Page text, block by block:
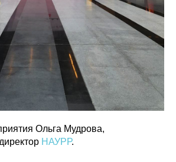
Ольга Мудрова,
НАУРР.